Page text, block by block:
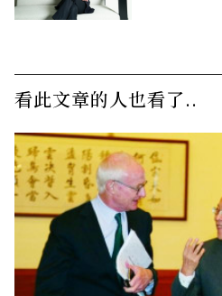
看此文章的人也看了..